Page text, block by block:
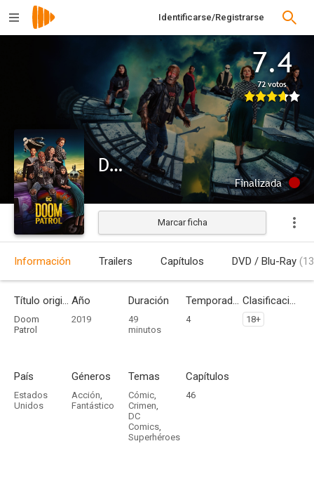
Identificarse/Registrarse
7.4
72 votos
Doom Patrol
Finalizada
Marcar ficha
Información Trailers Capítulos DVD / Blu-Ray
Título original
Doom
Patrol
Año
2019
Duración
49
minutos
Temporadas
4
Clasificación por edades
18+
País
Estados
Unidos
Géneros
Acción,
Fantástico
Temas
Cómic,
Crimen,
DC
Comics,
Superhéroes
Capítulos
46